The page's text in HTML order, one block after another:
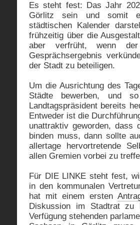
Es steht fest: Das Jahr
Görlitz sein und somit
städtischen Kalender
frühzeitig über die
aber verfrüht, wenn
Gesprächsergebnis
der Stadt zu beteiligen.
Um die Ausrichtung des
Städte bewerben, und
Landtagspräsident bereits
Entweder ist die
unattraktiv geworden, dass
binden muss, dann sollte
allertage hervortretende
allen Gremien vorbei zu
Für DIE LINKE steht fest,
in den kommunalen
hat mit einem ersten
Diskussion im Stadtrat
Verfügung stehenden